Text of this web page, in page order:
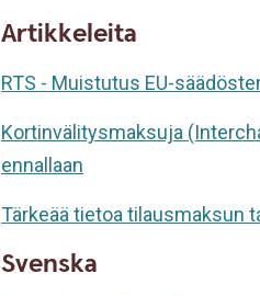
Artikkeleita
RTS - Muistutus EU-
Kortinvälitysmaksuja
ennallaan
Tärkeää tietoa tilausmaksun
Svenska